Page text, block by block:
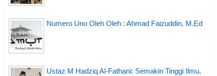
Numero Uno Oleh Oleh : Ahmad Faizuddin, M.Ed
Ustaz M Hadziq Al-Fathani: Semakin Tinggi Ilmu,